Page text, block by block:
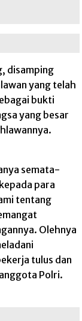
disamping
yang telah
bukti
yang besar
semata-
para
tentang
Olehnya
tulus dan
Polri.